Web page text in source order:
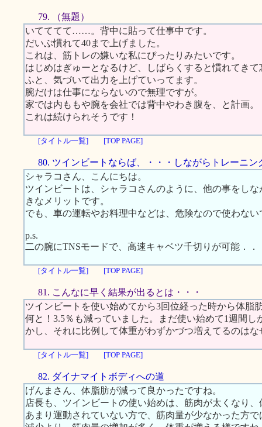
79. （無題）
いてててて……。背中に貼って仕事中です。
だいぶ慣れて40まで上げました。
これは、筋トレの嫌いな私にぴったりみたいです。
はじめはぎゅーとなるけど、しばらくすると慣れてき
ふと、気づいて出力を上げていってます。
腕だけは仕事にならないので無理ですが。
家では内ももや腕を会社では背中やわき腹を、と計画。
これは続けられそうです！
[タイトル一覧] [TOP PAGE]
80. ツインビートならば、・・・しながらトレーニン
シャラコさん、こんにちは。
ツインビートは、シャラコさんのように、他の事をし
きなメリットです。
でも、車の運転やお料理中などは、危険なので使わない
p.s.
二の腕にTNSモードで、高速キャベツ千切りが可能．
[タイトル一覧] [TOP PAGE]
81. こんなに早く結果が出るとは・・・
ツインビートを使い始めてから3回位経った時から体脂
何と！3.5％も減っていました。まだ使い始めて1週間
かし、それに比例して体重がわずかづつ増えてるのは
[タイトル一覧] [TOP PAGE]
82. ダイナマイトボディへの道
げんまさん、体脂肪が減って良かったですね。
店長も、ツインビートの使い始めは、筋肉が太くなり
あまり運動されていない方で、筋肉量が少なかった方